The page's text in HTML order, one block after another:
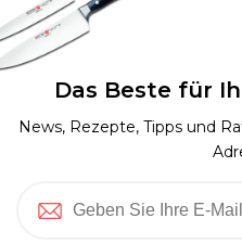
Das Beste für
News, Rezepte, Tipps und